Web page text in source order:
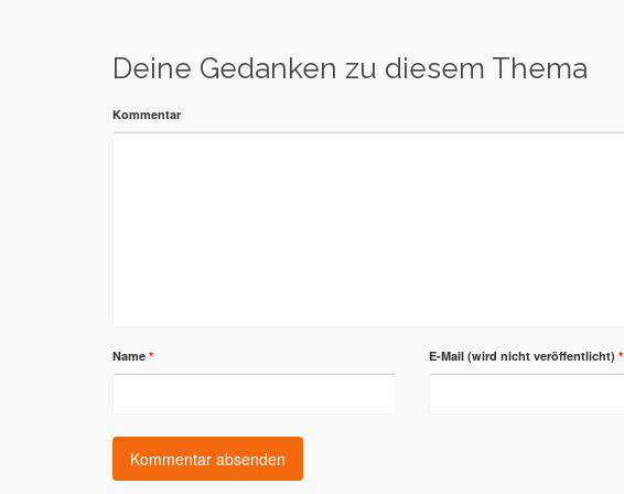
Deine Gedanken zu diesem Thema
Kommentar
Name * E-Mail (wird nicht veröffentlicht)*